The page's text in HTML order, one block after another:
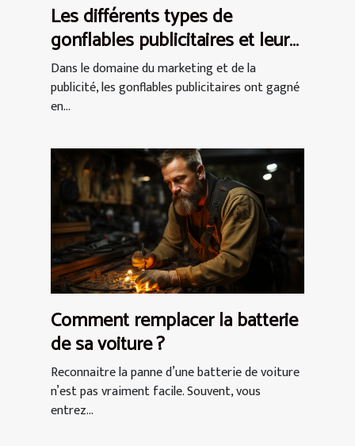
Les différents types de
gonflables publicitaires et leurs
utilisations
Dans le domaine du marketing et de la
publicité, les gonflables publicitaires ont gagné
en...
Comment remplacer la batterie
de sa voiture ?
Reconnaitre la panne d’une batterie de voiture
n’est pas vraiment facile. Souvent, vous
entrez...